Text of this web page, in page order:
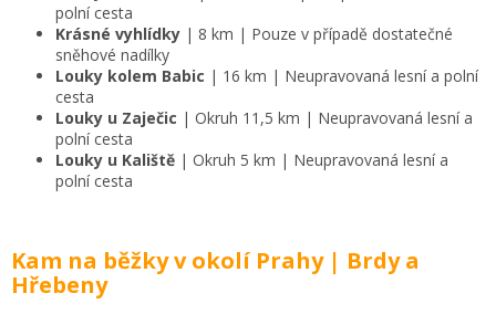
polní cesta
Krásné vyhlídky | 8 km | Pouze v případě dostatečné
sněhové nadílky
Louky kolem Babic | 16 km | Neupravovaná lesní a polní
cesta
Louky u Zaječic | Okruh 11,5 km | Neupravovaná lesní a
polní cesta
Louky u Kaliště | Okruh 5 km | Neupravovaná lesní a
polní cesta
Kam na běžky v okolí Prahy | Brdy a
Hřebeny